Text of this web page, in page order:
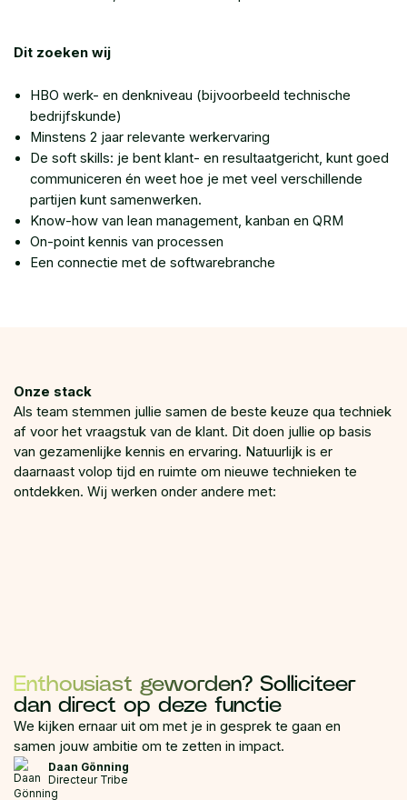
Dit zoeken wij
HBO werk- en denkniveau (bijvoorbeeld technische
bedrijfskunde)
Minstens 2 jaar relevante werkervaring
De soft skills: je bent klant- en resultaatgericht, kunt goed
communiceren én weet hoe je met veel verschillende
partijen kunt samenwerken.
Know-how van lean management, kanban en QRM
On-point kennis van processen
Een connectie met de softwarebranche
Onze stack
Als team stemmen jullie samen de beste keuze qua techniek
af voor het vraagstuk van de klant. Dit doen jullie op basis
van gezamenlijke kennis en ervaring. Natuurlijk is er
daarnaast volop tijd en ruimte om nieuwe technieken te
ontdekken. Wij werken onder andere met:
Enthousiast geworden?Solliciteer
dan direct op deze functie
We kijken ernaar uit om met je in gesprek te gaan en
samen jouw ambitie om te zetten in impact.
Daan Gönning
Directeur Tribe